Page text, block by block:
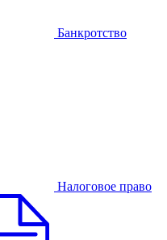
Банкротство
Налоговое право